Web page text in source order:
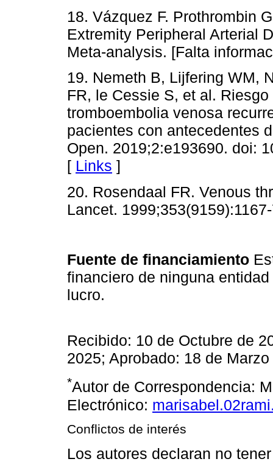
18. Vázquez F. Prothrombin
Extremity Peripheral Arterial
Meta-analysis. [Falta
19. Nemeth B, Lijfering WM,
FR, le Cessie S, et al.
tromboembolia venosa
pacientes con antecedentes
Open. 2019;2:e193690. doi:
[ Links ]
20. Rosendaal FR. Venous
Lancet.
Fuente de financiamiento
financiero de ninguna
lucro.
Recibido: 10 de Octubre de
2025; Aprobado: 18 de
*Autor de Correspondencia:
Electrónico:
Conflictos de interés
Los autores declaran no